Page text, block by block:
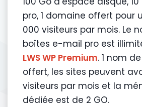
pro, 1 domaine offert pour
000 visiteurs par mois. Le
boîtes e-mail pro est
LWS WP Premium. 1 nom
offert, les sites peuvent
visiteurs par mois et la
dédiée est de 2 GO.